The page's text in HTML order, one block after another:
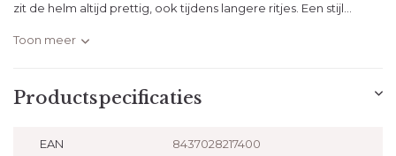
zit de helm altijd prettig, ook tijdens langere ritjes. Een stijl...
Toon meer
Productspecificaties
EAN 8437028217400